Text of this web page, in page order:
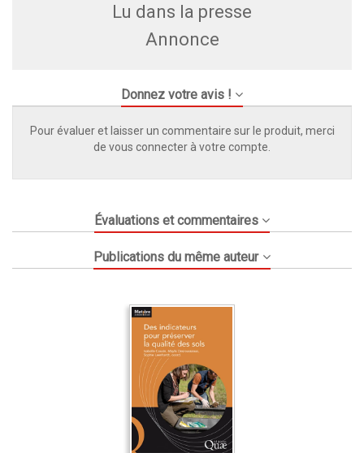
Lu dans la presse
Annonce
Donnez votre avis !
Pour évaluer et laisser un commentaire sur le produit, merci
de vous connecter à votre compte.
Évaluations et commentaires
Publications du même auteur